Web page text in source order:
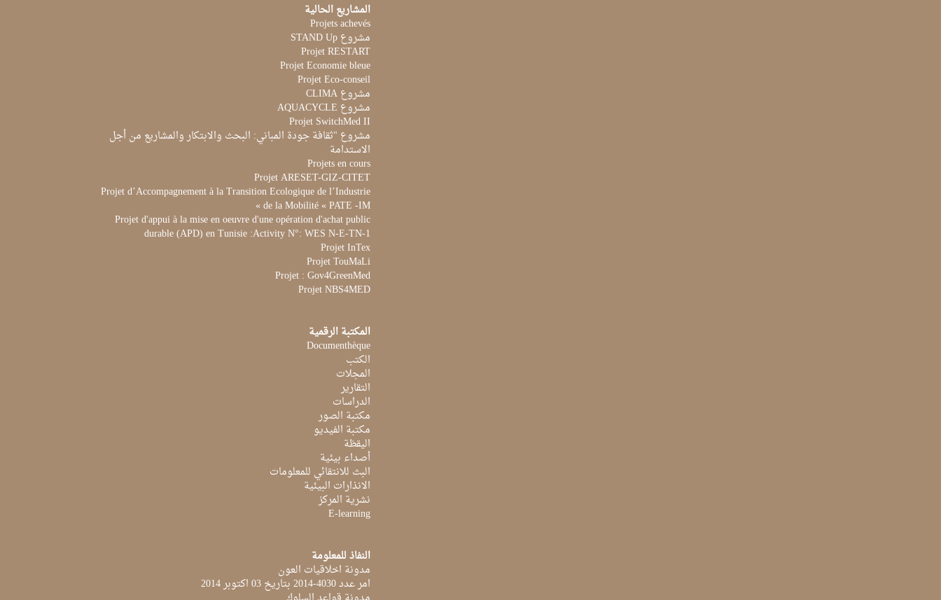
المشاريع الحالية
Projets achevés
مشروع STAND Up
Projet RESTART
Projet Economie bleue
Projet Eco-conseil
مشروع CLIMA
مشروع AQUACYCLE
Projet SwitchMed II
مشروع "ثقافة جودة المباني: البحث والابتكار والمشاريع من أجل
الاستدامة
Projets en cours
Projet ARESET-GIZ-CITET
Projet d’Accompagnement à la Transition Ecologique de l’Industrie
de la Mobilité « PATE -IM »
Projet d'appui à la mise en oeuvre d'une opération d'achat public
durable (APD) en Tunisie :Activity N°: WES N-E-TN-1
Projet InTex
Projet TouMaLi
Projet : Gov4GreenMed
Projet NBS4MED
المكتبة الرقمية
Documenthèque
الكتب
المجلات
التقارير
الدراسات
مكتبة الصور
مكتبة الفيديو
اليقظة
أصداء بيئية
البث للانتقائي للمعلومات
الانذارات البيئية
نشرية المركز
E-learning
النفاذ للمعلومة
مدونة اخلاقيات العون
امر عدد 4030-2014 بتاريخ 03 اكتوبر 2014